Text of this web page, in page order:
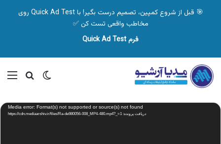
🎯 قبل از شروع کمپین، تصمیم درست بگیر! با Quick Ad Test روی
مخاطب واقعی تست کن ✅
فرم Quick Ad Test
تغییر پوسته
نمایشگر
ویدیو Media error: Format(s) not supported or source(s) not found
دریافت پرونده: https://cdn.mediaarshiv.ir/files/Ra-de980056-008_MP4-480.mp4?_=1